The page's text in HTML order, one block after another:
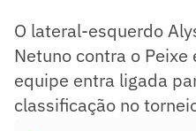
O lateral-esquerdo
Netuno contra o Peixe
equipe entra ligada
classificação no